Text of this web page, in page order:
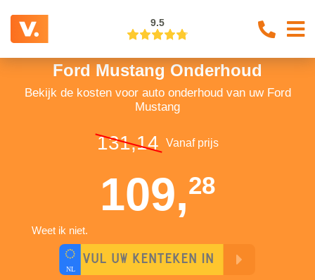
9.5
Ford Mustang Onderhoud
Bekijk de kosten voor auto onderhoud van uw Ford
Mustang
131,14 Vanaf prijs
109,28
Weet ik niet.